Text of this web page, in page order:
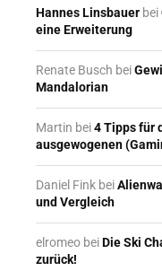
Hannes Linsbauer bei
eine Erweiterung
Renate Busch bei
Mandalorian
Martin bei4 Tipps für
ausgewogenen
Daniel Fink bei
und Vergleich
elromeo beiDie Ski
zurück!